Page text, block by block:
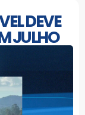
DEVE
JULHO